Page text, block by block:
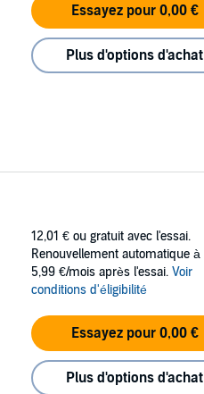
Essayez pour 0,00 €
Plus d'options d'achat
12,01 € ou gratuit avec l'essai.
Renouvellement automatique à
5,99 €/mois après l'essai. Voir
conditions d'éligibilité
Essayez pour 0,00 €
Plus d'options d'achat